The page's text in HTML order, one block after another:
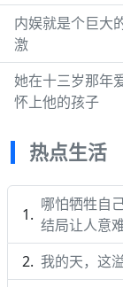
内娱就是个巨大
激
她在十三岁那年
怀上他的孩子
热点生活
哪怕牺牲自
结局让人意难
我的天，这